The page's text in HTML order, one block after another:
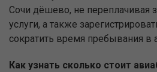
Сочи дёшево, не переплачивая
услуги, а также
сократить время пребывания в
Как узнать сколько стоит